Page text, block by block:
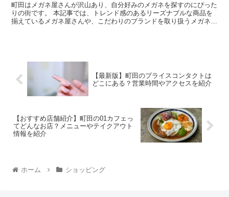
町田はメガネ屋さんが沢山あり、自分好みのメガネを探すのにぴった
りの街です。 本記事では、トレンド感のあるリーズナブルな商品を
揃えているメガネ屋さんや、こだわりのブランドを取り扱うメガネ屋
【最新版】町田のプライスコンタクトは
どこにある？営業時間やアクセスを紹介
【おすすめ店舗紹介】町田の01カフェっ
てどんなお店？メニューやテイクアウト
情報を紹介
ホーム ショッピング